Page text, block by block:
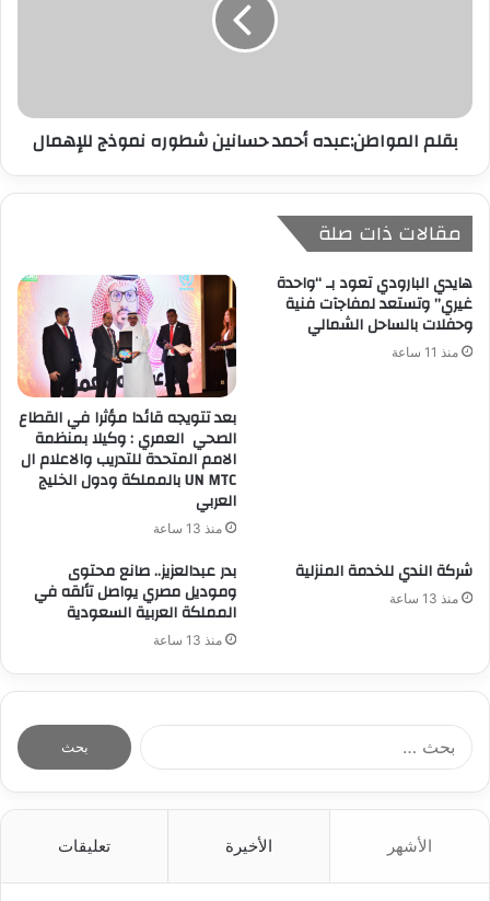
بقلم المواطن:عبده أحمد حسانين شطوره نموذج للإهمال
مقالات ذات صلة
هايدي البارودي تعود بـ “واحدة
غيري” وتستعد لمفاجآت فنية
وحفلات بالساحل الشمالي
منذ 11 ساعة
بعد تتويجه قائدا مؤثرا في القطاع
الصحي العمري : وكيلا بمنظمة
الامم المتحدة للتدريب والاعلام ال
UN MTC بالمملكة ودول الخليج
العربي
منذ 13 ساعة
شركة الندي للخدمة المنزلية
منذ 13 ساعة
بدر عبدالعزيز.. صانع محتوى
وموديل مصري يواصل تألقه في
المملكة العربية السعودية
منذ 13 ساعة
الأشهر الأخيرة تعليقات